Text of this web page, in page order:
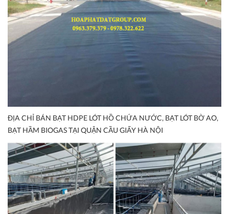
ĐỊA CHỈ BÁN BẠT HDPE LÓT HỒ CHỨA NƯỚC, BẠT LÓT BỜ AO,
BẠT HẦM BIOGAS TẠI QUẬN CẦU GIẤY HÀ NỘI